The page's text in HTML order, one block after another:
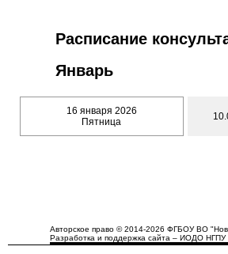
Расписание
Январь
16 января 2026
Пятница
Авторское право © 2014-2026 ФГБОУ ВО
Разработка и поддержка сайта – ИОДО НГПУ